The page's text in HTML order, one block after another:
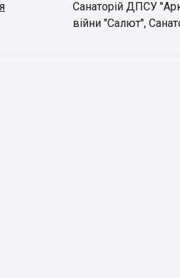
Санаторій ДПСУ
війни "Салют",